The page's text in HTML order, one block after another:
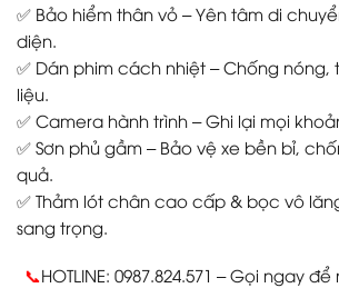
✅ Bảo hiểm thân vỏ – Yên tâm di
diện.
✅ Dán phim cách nhiệt – Chống nóng,
liệu.
✅ Camera hành trình – Ghi lại mọi
✅ Sơn phủ gầm – Bảo vệ xe bền bỉ,
quả.
✅ Thảm lót chân cao cấp & bọc vô
sang trọng.
📞HOTLINE: 0987.824.571 – Gọi ngay